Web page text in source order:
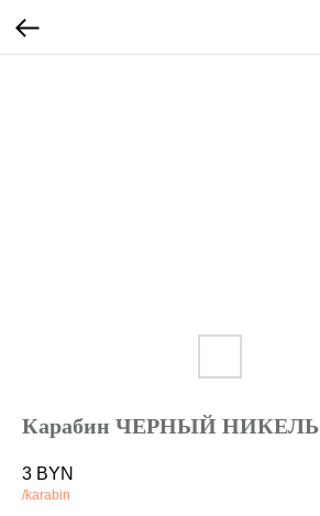
Карабин ЧЕРНЫЙ НИКЕЛЬ
3 BYN
/karabin